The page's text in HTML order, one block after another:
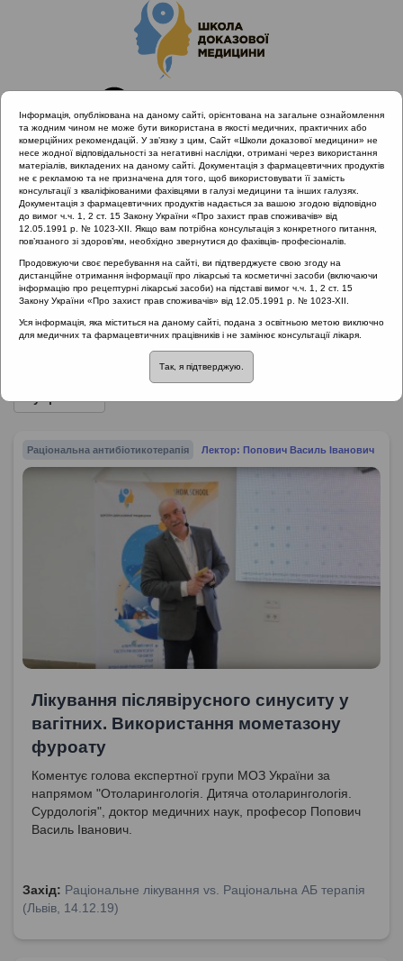
Головна
Проведені заходи
Раціональне лікування vs. Раціональна АБ терапія (Львів,
14.12.19)
Раціональне лікування vs.
Раціональна АБ терапія (Львів,
14.12.19)
Раціональна антибіотикотерапія Лектор: Попович Василь Іванович
Лікування післявірусного синуситу у
вагітних. Використання мометазону
фуроату
Коментує голова експертної групи МОЗ України за
напрямом "Отоларингологія. Дитяча отоларингологія.
Сурдологія", доктор медичних наук, професор Попович
Василь Іванович.
Захід: Раціональне лікування vs. Раціональна АБ терапія
(Львів, 14.12.19)
Інформація, опублікована на даному сайті, орієнтована на загальне ознайомлення
та жодним чином не може бути використана в якості медичних, практичних або
комерційних рекомендацій. У зв’язку з цим, Сайт «Школи доказової медицини» не
несе жодної відповідальності за негативні наслідки, отримані через використання
матеріалів, викладених на даному сайті. Документація з фармацевтичних продуктів
не є рекламою та не призначена для того, щоб використовувати її замість
консультації з кваліфікованими фахівцями в галузі медицини та інших галузях.
Документація з фармацевтичних продуктів надається за вашою згодою відповідно
до вимог ч.ч. 1, 2 ст. 15 Закону України «Про захист прав споживачів» від
12.05.1991 р. № 1023-XII. Якщо вам потрібна консультація з конкретного питання,
пов’язаного зі здоров’ям, необхідно звернутися до фахівців- професіоналів.
Продовжуючи своє перебування на сайті, ви підтверджуєте свою згоду на
дистанційне отримання інформації про лікарські та косметичні засоби (включаючи
інформацію про рецептурні лікарські засоби) на підставі вимог ч.ч. 1, 2 ст. 15
Закону України «Про захист прав споживачів» від 12.05.1991 р. № 1023-XII.
Уся інформація, яка міститься на даному сайті, подана з освітньою метою виключно
для медичних та фармацевтичних працівників і не замінює консультації лікаря.
Так, я підтверджую.